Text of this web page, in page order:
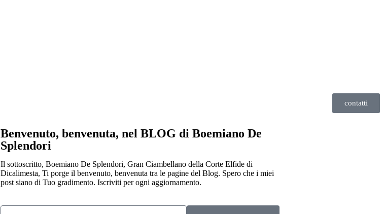
contatti
Benvenuto, benvenuta, nel BLOG di Boemiano De
Splendori
Il sottoscritto, Boemiano De Splendori, Gran Ciambellano della Corte Elfide di
Dicalimesta, Ti porge il benvenuto, benvenuta tra le pagine del Blog. Spero che i miei
post siano di Tuo gradimento. Iscriviti per ogni aggiornamento.